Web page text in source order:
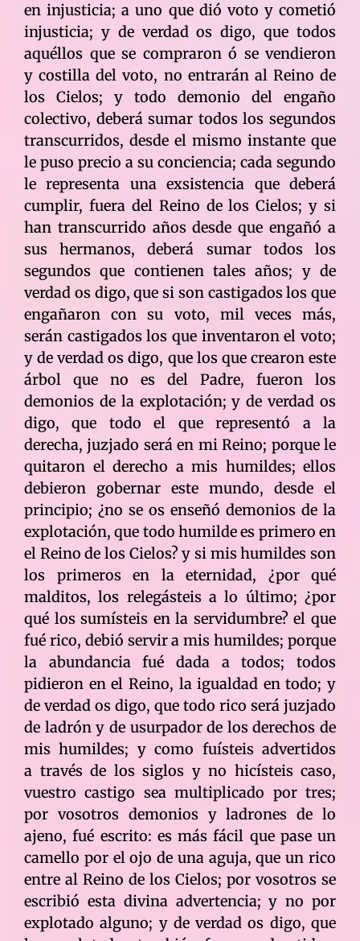
en injusticia; a uno que dió voto y cometió
injusticia; y de verdad os digo, que todos
aquéllos que se compraron ó se vendieron
y costilla del voto, no entrarán al Reino de
los Cielos; y todo demonio del engaño
colectivo, deberá sumar todos los segundos
transcurridos, desde el mismo instante que
le puso precio a su conciencia; cada segundo
le representa una exsistencia que deberá
cumplir, fuera del Reino de los Cielos; y si
han transcurrido años desde que engañó a
sus hermanos, deberá sumar todos los
segundos que contienen tales años; y de
verdad os digo, que si son castigados los que
engañaron con su voto, mil veces más,
serán castigados los que inventaron el voto;
y de verdad os digo, que los que crearon este
árbol que no es del Padre, fueron los
demonios de la explotación; y de verdad os
digo, que todo el que representó a la
derecha, juzjado será en mi Reino; porque le
quitaron el derecho a mis humildes; ellos
debieron gobernar este mundo, desde el
principio; ¿no se os enseñó demonios de la
explotación, que todo humilde es primero en
el Reino de los Cielos? y si mis humildes son
los primeros en la eternidad, ¿por qué
malditos, los relegásteis a lo último; ¿por
qué los sumísteis en la servidumbre? el que
fué rico, debió servir a mis humildes; porque
la abundancia fué dada a todos; todos
pidieron en el Reino, la igualdad en todo; y
de verdad os digo, que todo rico será juzjado
de ladrón y de usurpador de los derechos de
mis humildes; y como fuísteis advertidos
a través de los siglos y no hicísteis caso,
vuestro castigo sea multiplicado por tres;
por vosotros demonios y ladrones de lo
ajeno, fué escrito: es más fácil que pase un
camello por el ojo de una aguja, que un rico
entre al Reino de los Cielos; por vosotros se
escribió esta divina advertencia; y no por
explotado alguno; y de verdad os digo, que